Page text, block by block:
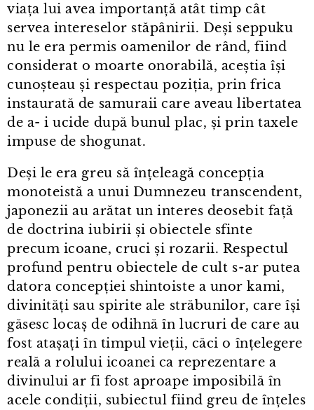
viața lui avea importanță atât timp cât
servea intereselor stăpânirii. Deși seppuku
nu le era permis oamenilor de rând, fiind
considerat o moarte onorabilă, aceștia își
cunoșteau și respectau poziția, prin frica
instaurată de samuraii care aveau libertatea
de a- i ucide după bunul plac, și prin taxele
impuse de shogunat.
Deși le era greu să înțeleagă concepția
monoteistă a unui Dumnezeu transcendent,
japonezii au arătat un interes deosebit față
de doctrina iubirii și obiectele sfinte
precum icoane, cruci și rozarii. Respectul
profund pentru obiectele de cult s⁠-⁠ar putea
datora concepției shintoiste a unor kami,
divinități sau spirite ale străbunilor, care își
găsesc locaș de odihnă în lucruri de care au
fost atașați în timpul vieții, căci o înțelegere
reală a rolului icoanei ca reprezentare a
divinului ar fi fost aproape imposibilă în
acele condiții, subiectul fiind greu de înțeles